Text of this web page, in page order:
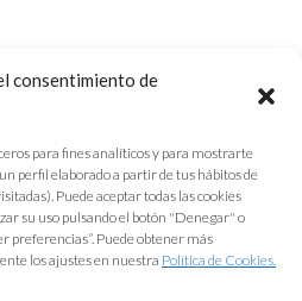
consentimiento de
para fines analíticos y para mostrarte
perfil elaborado a partir de tus hábitos de
Puede aceptar todas las cookies
su uso pulsando el botón "Denegar" o
preferencias”. Puede obtener más
los ajustes en nuestra Política de Cookies.
de Cádiz
de uso